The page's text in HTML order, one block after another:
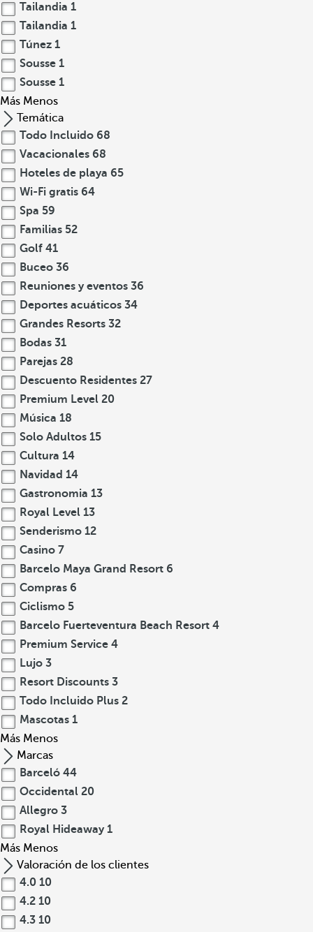
Tailandia 1
Tailandia 1
Túnez 1
Sousse 1
Sousse 1
Más Menos
Temática
Todo Incluido 68
Vacacionales 68
Hoteles de playa 65
Wi-Fi gratis 64
Spa 59
Familias 52
Golf 41
Buceo 36
Reuniones y eventos 36
Deportes acuáticos 34
Grandes Resorts 32
Bodas 31
Parejas 28
Descuento Residentes 27
Premium Level 20
Música 18
Solo Adultos 15
Cultura 14
Navidad 14
Gastronomia 13
Royal Level 13
Senderismo 12
Casino 7
Barcelo Maya Grand Resort 6
Compras 6
Ciclismo 5
Barcelo Fuerteventura Beach Resort 4
Premium Service 4
Lujo 3
Resort Discounts 3
Todo Incluido Plus 2
Mascotas 1
Más Menos
Marcas
Barceló 44
Occidental 20
Allegro 3
Royal Hideaway 1
Más Menos
Valoración de los clientes
4.0 10
4.2 10
4.3 10